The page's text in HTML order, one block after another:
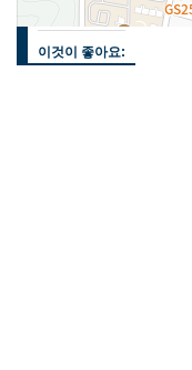
이것이 좋아요: